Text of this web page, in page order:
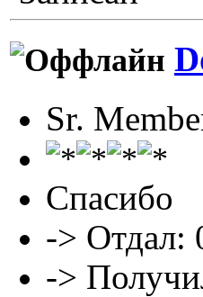
Sr.
Спасибо
-> Отдал:
->